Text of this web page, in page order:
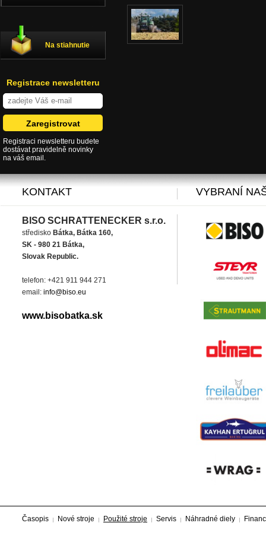
Na stiahnutie
Registrace newsletteru
Registraci newsletteru budete
dostávat pravidelně novinky
na váš email.
KONTAKT
BISO SCHRATTENECKER s.r.o.
středisko Bátka, Bátka 160,
SK - 980 21 Bátka,
Slovak Republic.
telefon: +421 911 944 271
email: info@biso.eu
www.bisobatka.sk
VYBRANÍ
Časopis Nové stroje Použité stroje Servis Náhradné diely